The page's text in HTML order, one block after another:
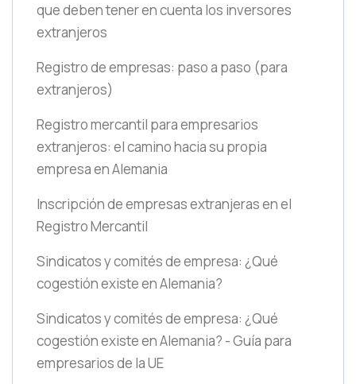
que deben tener en cuenta los inversores
extranjeros
Registro de empresas: paso a paso (para
extranjeros)
Registro mercantil para empresarios
extranjeros: el camino hacia su propia
empresa en Alemania
Inscripción de empresas extranjeras en el
Registro Mercantil
Sindicatos y comités de empresa: ¿Qué
cogestión existe en Alemania?
Sindicatos y comités de empresa: ¿Qué
cogestión existe en Alemania? - Guía para
empresarios de la UE